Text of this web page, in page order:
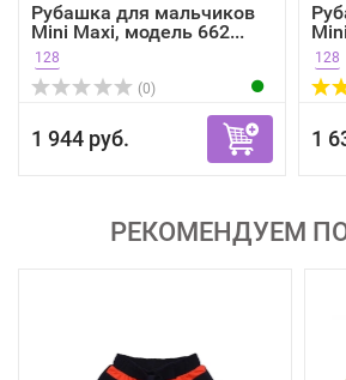
Рубашка для мальчиков
Mini Maxi, модель 662...
128
(0)
1 944 руб.
128
1
РЕКОМЕНДУЕМ